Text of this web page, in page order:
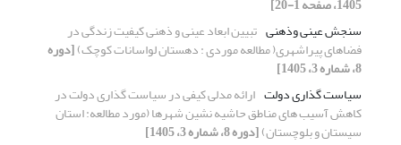
سنجش عینی وذهنی تبیین ابعاد عینی و ذهنی کیفیت زندگی در
فضاهای پیراشهری( مطالعه موردی : دهستان لواسانات کوچک)[دوره
8، شماره 3، 1405]
سیاست گذاری دولت ارائه مدلی کیفی در سیاست گذاری دولت در
کاهش آسیب های مناطق حاشیه نشین شهرها (مورد مطالعه: استان
سیستان و بلوچستان)[دوره 8، شماره 3، 1405]